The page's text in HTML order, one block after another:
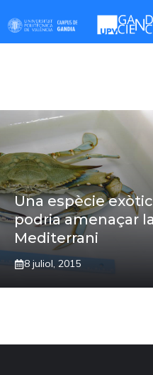
to
content
Una espècie
podria amenaçar
Mediterrani
8 juliol, 2015